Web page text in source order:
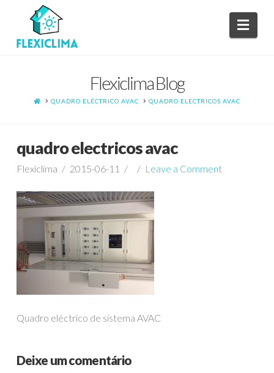
Flexiclima Blog
HOMEQUADRO ELÉCTRICO AVAC QUADRO ELECTRICOS AVAC
quadro electricos avac
Flexiclima 2015-06-11 Leave a Comment
Quadro eléctrico de sistema AVAC
Deixe um comentário